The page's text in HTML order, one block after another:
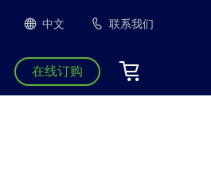
中文 联系我们
在线订购